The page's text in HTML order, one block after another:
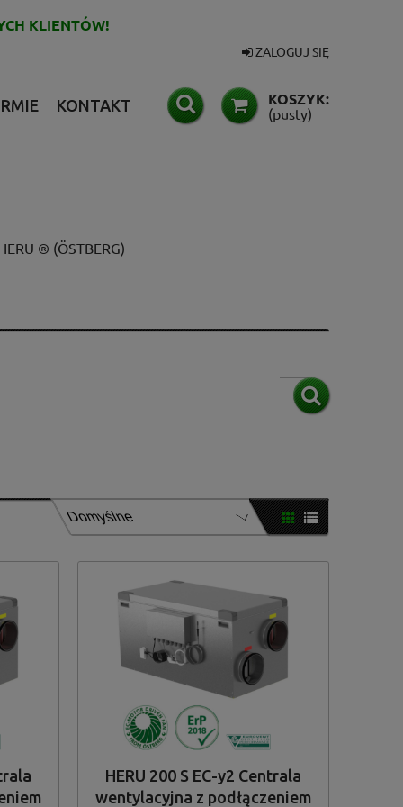
KLIENTÓW!
ZALOGUJ SIĘ
KOSZYK:
(pusty)
KONTAKT
® (ÖSTBERG)
FILTRUJ
HERU 200 S EC-y2 Centrala
wentylacyjna z podłączeniem